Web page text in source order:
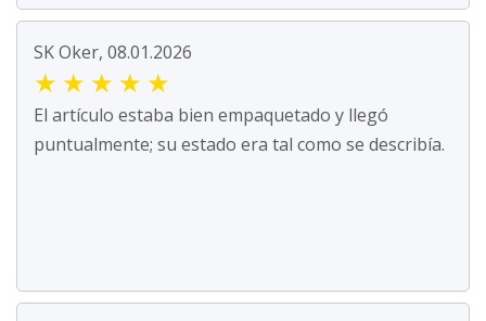
SK Oker, 08.01.2026
★ ★ ★ ★ ★
El artículo estaba bien empaquetado y llegó
puntualmente; su estado era tal como se describía.